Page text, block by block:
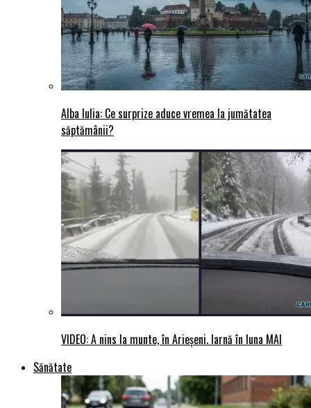
Alba Iulia: Ce surprize aduce vremea la jumătatea
săptămânii?
VIDEO: A nins la munte, în Arieșeni. Iarnă în luna MAI
Sănătate